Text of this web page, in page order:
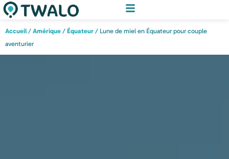
Accueil/ Amérique / Équateur / Lune de miel en Équateur pour couple
aventurier